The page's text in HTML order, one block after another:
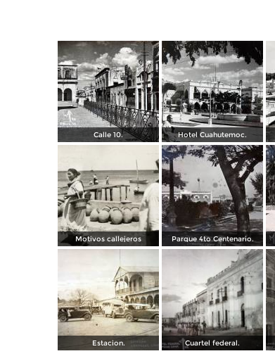
Calle 10. Hotel Cuahutemoc.
Motivos callejeros Parque 4to Centenario.
Estacion. Cuartel federal.